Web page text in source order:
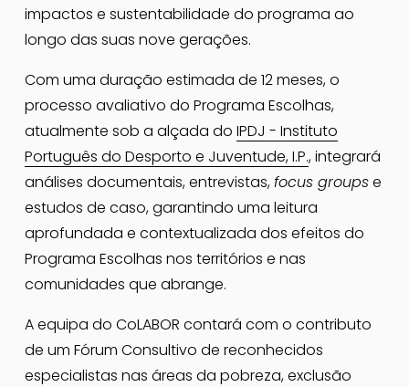
impactos e sustentabilidade do programa ao
longo das suas nove gerações.
Com uma duração estimada de 12 meses, o
processo avaliativo do Programa Escolhas,
atualmente sob a alçada do IPDJ - Instituto
Português do Desporto e Juventude, I.P., integrará
análises documentais, entrevistas, focus groups e
estudos de caso, garantindo uma leitura
aprofundada e contextualizada dos efeitos do
Programa Escolhas nos territórios e nas
comunidades que abrange.
A equipa do CoLABOR contará com o contributo
de um Fórum Consultivo de reconhecidos
especialistas nas áreas da pobreza, exclusão